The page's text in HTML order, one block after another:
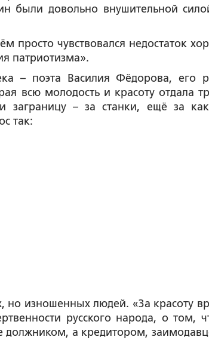
были довольно внушительной
просто чувствовался недостаток
патриотизма».
– поэта Василия Фёдорова, его
всю молодость и красоту отдала
заграницу – за станки, ещё за
так:
изношенных людей. «За красоту
русского народа, о том,
должником, а кредитором,